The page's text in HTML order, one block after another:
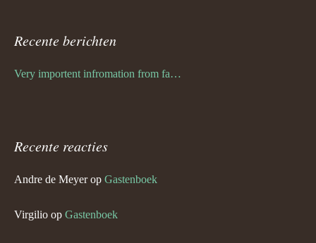
Recente berichten
Very importent infromation from family Schwulst
Recente reacties
Andre de Meyerop Gastenboek
Virgilio op Gastenboek